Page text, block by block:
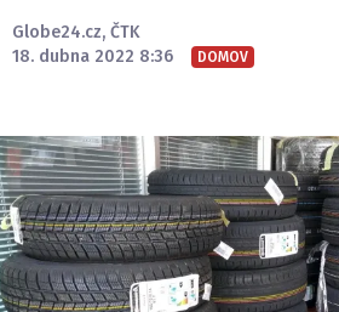
Globe24.cz, ČTK
18. dubna 2022 8:36
DOMOV